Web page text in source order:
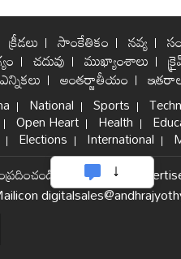
క్రీడలు సాంకేతికం నవ్య
చదువు ముఖ్యాంశాలు
ఎన్నికలు అంతర్జాతీయం
National Sports
Open Heart Health
Elections International
For internet